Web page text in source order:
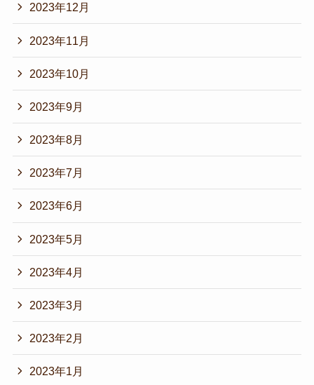
2023年12月
2023年11月
2023年10月
2023年9月
2023年8月
2023年7月
2023年6月
2023年5月
2023年4月
2023年3月
2023年2月
2023年1月